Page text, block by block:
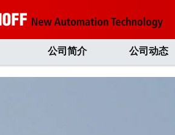
公司简介 公司动态